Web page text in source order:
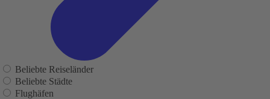
Beliebte Reiseländer
Beliebte Städte
Flughäfen